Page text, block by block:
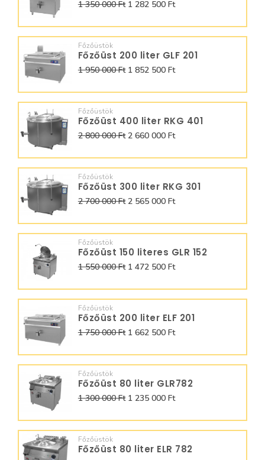
1 350 000 Ft1 282 500 Ft
Főzőüstök
Főzőüst 200 liter GLF 201
1 950 000 Ft1 852 500 Ft
Főzőüstök
Főzőüst 400 liter RKG 401
2 800 000 Ft2 660 000 Ft
Főzőüstök
Főzőüst 300 liter RKG 301
2 700 000 Ft2 565 000 Ft
Főzőüstök
Főzőüst 150 literes GLR 152
1 550 000 Ft1 472 500 Ft
Főzőüstök
Főzőüst 200 liter ELF 201
1 750 000 Ft1 662 500 Ft
Főzőüstök
Főzőüst 80 liter GLR782
1 300 000 Ft1 235 000 Ft
Főzőüstök
Főzőüst 80 liter ELR 782